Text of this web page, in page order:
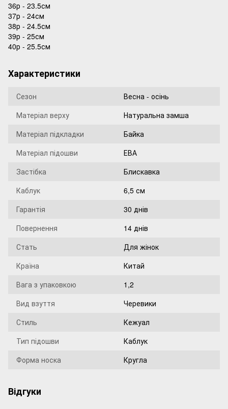
36р - 23.5см
37р - 24см
38р - 24.5см
39р - 25см
40р - 25.5см
Характеристики
Сезон
Весна - осінь
Матеріал верху
Натуральна замша
Матеріал підкладки
Байка
Матеріал підошви
ЕВА
Застібка
Блискавка
Каблук
6,5 см
Гарантія
30 днів
Повернення
14 днів
Стать
Для жінок
Країна
Китай
Вага з упаковкою
1,2
Вид взуття
Черевики
Стиль
Кежуал
Тип підошви
Каблук
Форма носка
Кругла
Відгуки